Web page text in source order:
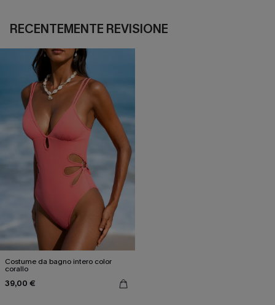
RECENTEMENTE REVISIONE
Costume da bagno intero color
corallo
39,00 €